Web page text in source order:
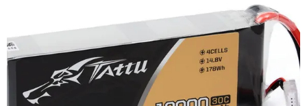
Аккумуляторы Li-Po 45,6В
Аккумуляторы Li-ion 21,9В
Аккумуляторы Li-ion 22,2В
Аккумуляторы Li-ion 23,1В